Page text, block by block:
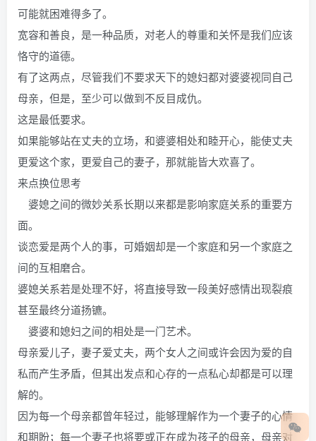
可能就困难得多了。
宽容和善良，是一种品质，对老人的尊重和关怀是我们应该
恪守的道德。
有了这两点，尽管我们不要求天下的媳妇都对婆婆视同自己
母亲，但是，至少可以做到不反目成仇。
这是最低要求。
如果能够站在丈夫的立场，和婆婆相处和睦开心，能使丈夫
更爱这个家，更爱自己的妻子，那就能皆大欢喜了。
来点换位思考
婆媳之间的微妙关系长期以来都是影响家庭关系的重要方
面。
谈恋爱是两个人的事，可婚姻却是一个家庭和另一个家庭之
间的互相磨合。
婆媳关系若是处理不好，将直接导致一段美好感情出现裂痕
甚至最终分道扬镳。
婆婆和媳妇之间的相处是一门艺术。
母亲爱儿子，妻子爱丈夫，两个女人之间或许会因为爱的自
私而产生矛盾，但其出发点和心存的一点私心却都是可以理
解的。
因为每一个母亲都曾年轻过，能够理解作为一个妻子的心情
和期盼；每一个妻子也将要或正在成为孩子的母亲，母亲对